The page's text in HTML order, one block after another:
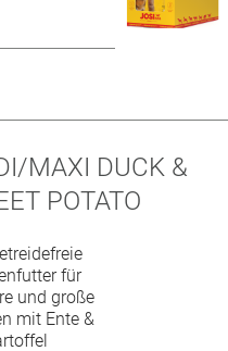
MAXI DUCK &
POTATO
für
und große
mit Ente &